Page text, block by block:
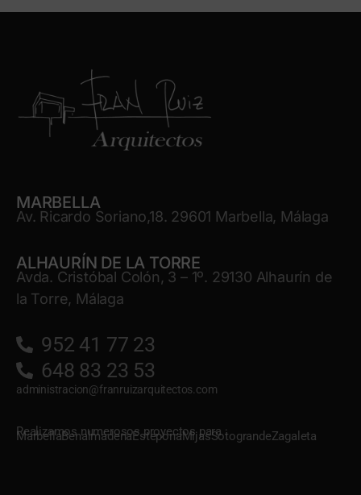
MARBELLA
Av. Ricardo Soriano,18. 29601 Marbella, Málaga
ALHAURÍN DE LA TORRE
Avda. Cristóbal Colón, 3 – 1º. 29130 Alhaurín de
la Torre, Málaga
952 41 77 23
648 83 23 53
administracion@franruizarquitectos.com
Realizamos numerosos proyectos para :
MarbellaBenalmádenaEsteponaMijasSotograndeZagaleta